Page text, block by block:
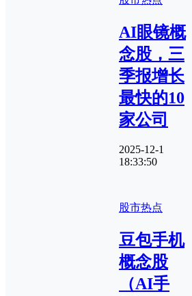
AI眼镜概
念股，三
季报增长
最快的10
家公司
2025-12-1
18:33:50
股市热点
豆包手机
概念股
（AI手